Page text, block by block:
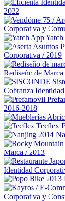
2022
Corporativa y
Corporativa / 2019
Rediseño de
Cobranza
2016-2018
Tecflex
Marca / 2013
Identidad
Corporativa y